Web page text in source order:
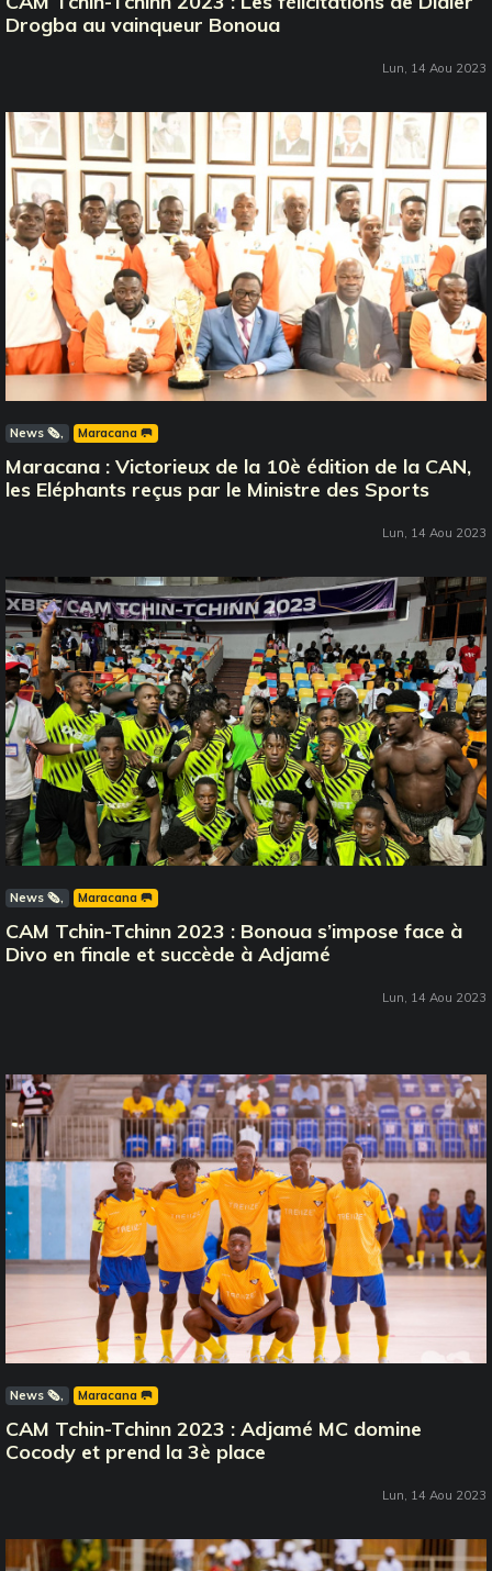
Drogba au vainqueur Bonoua
Lun, 14 Aou 2023
News 🗞️ Maracana 🥅
Maracana : Victorieux de la 10è édition de la CAN,
les Eléphants reçus par le Ministre des Sports
Lun, 14 Aou 2023
News 🗞️ Maracana 🥅
CAM Tchin-Tchinn 2023 : Bonoua s’impose face à
Divo en finale et succède à Adjamé
Lun, 14 Aou 2023
News 🗞️ Maracana 🥅
CAM Tchin-Tchinn 2023 : Adjamé MC domine
Cocody et prend la 3è place
Lun, 14 Aou 2023